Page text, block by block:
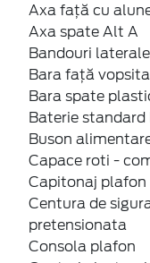
Axa față cu
Axa spate Alt A
Bandouri
Bara față
Bara spate
Baterie standard
Buson
Capace roti -
Capitonaj
Centura de
pretensionata
Consola plafon